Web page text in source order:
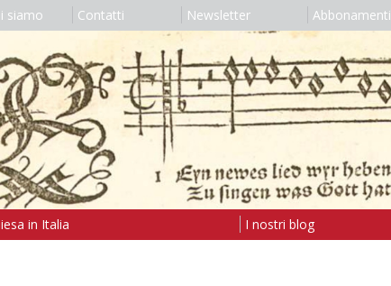
siamo Contatti Newsletter Abbonamenti
in Italia I nostri blog